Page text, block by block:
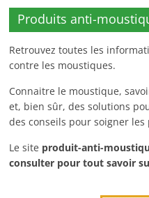
Produits anti-
Retrouvez toutes les
contre les moustiques.
Connaitre le moustique,
et, bien sûr, des solutions
des conseils pour soigner
Le site produit-anti-
consulter pour tout savoir